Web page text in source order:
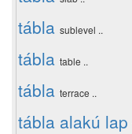
tábla sublevel ..
tábla table ..
tábla terrace ..
tábla alakú lap